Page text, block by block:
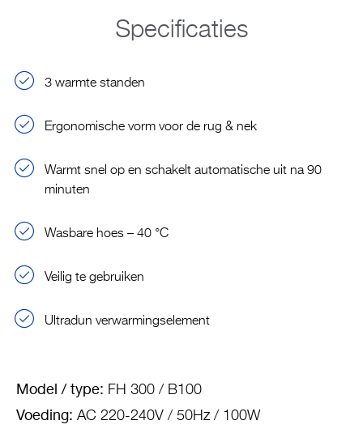
Specificaties
3 warmte standen
Ergonomische vorm voor de rug & nek
Warmt snel op en schakelt automatische uit na 90
minuten
Wasbare hoes – 40 °C
Veilig te gebruiken
Ultradun verwarmingselement
Model / type: FH 300 / B100
Voeding: AC 220-240V / 50Hz / 100W